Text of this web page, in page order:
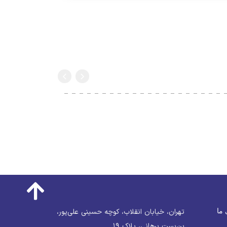
ما
تهران، خیابان انقلاب، کوچه حسینی علی‌پور،